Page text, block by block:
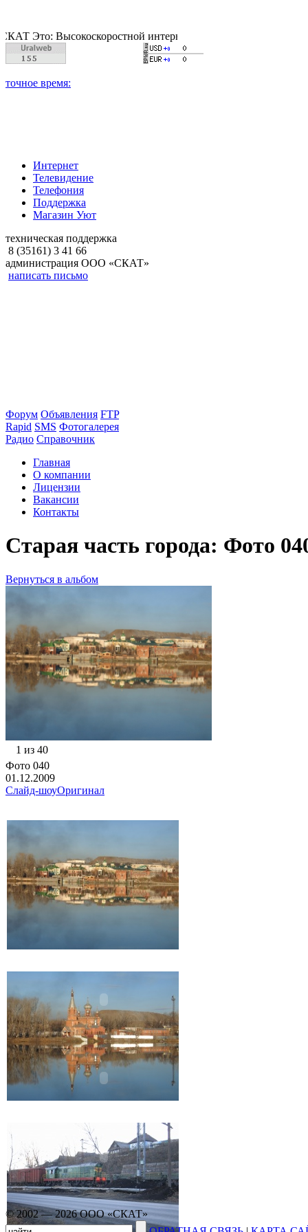
Высокоскоростной интернет, качественное цифровое и
Интернет
Телевидение
Телефония
Поддержка
Магазин Уют
техническая поддержка
8 (35161) 3 41 66
администрация ООО «СКАТ»
написать письмо
Форум Объявления FTP
Rapid SMS Фотогалерея
Радио Справочник
Главная
О компании
Лицензии
Вакансии
Контакты
Старая часть города: Фото
Вернуться в альбом
1 из 40
Фото 040
01.12.2009
Слайд-шоуОригинал
© 2002 — 2026 ООО «СКАТ»